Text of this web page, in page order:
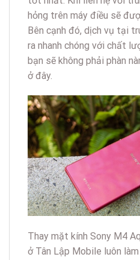
hỏng trên máy điều sẽ
Bên cạnh đó, dịch vụ tại
ra nhanh chóng với chất
bạn sẽ không phải phàn
ở đây.
Thay mặt kính Sony M4
ở Tân Lập Mobile luôn